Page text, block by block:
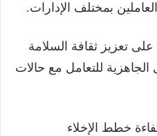
بمختلف الإدارات.
تعزيز ثقافة السلامة
للتعامل مع حالات
خطط الإخلاء